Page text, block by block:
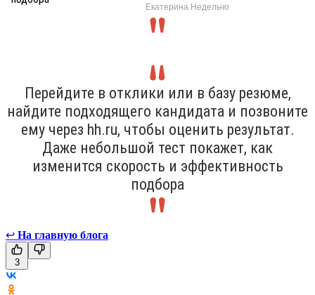
Екатерина Недельчо
Перейдите в отклики или в базу резюме,
найдите подходящего кандидата и позвоните
ему через hh.ru, чтобы оценить результат.
Даже небольшой тест покажет, как
изменится скорость и эффективность
подбора
↩ На главную блога
3